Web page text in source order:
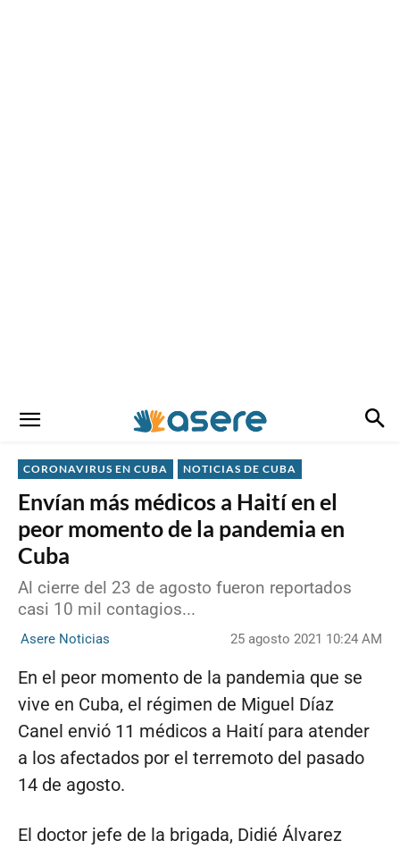
CORONAVIRUS EN CUBA NOTICIAS DE CUBA
Envían más médicos a Haití en el
peor momento de la pandemia en
Cuba
Al cierre del 23 de agosto fueron reportados
casi 10 mil contagios...
Asere Noticias 25 agosto 2021 10:24 AM
En el peor momento de la pandemia que se
vive en Cuba, el régimen de Miguel Díaz
Canel envió 11 médicos a Haití para atender
a los afectados por el terremoto del pasado
14 de agosto.
El doctor jefe de la brigada, Didié Álvarez